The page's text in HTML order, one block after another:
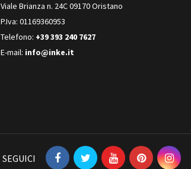
Viale Brianza n. 24C 09170 Oristano
P.Iva: 01169360953
Telefono: +39 393 240 7627
E-mail: info@inke.it
SEGUICI